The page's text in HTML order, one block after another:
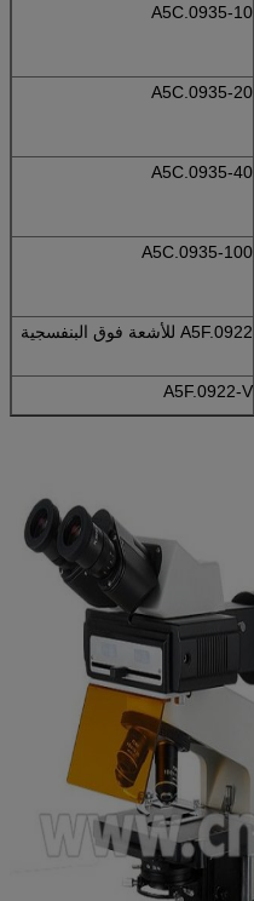
A5C.0935-10
A5C.0935-20
A5C.0935-40
A5C.0935-100
A5F.0922 للأشعة فوق البنفسجية
A5F.0922-V